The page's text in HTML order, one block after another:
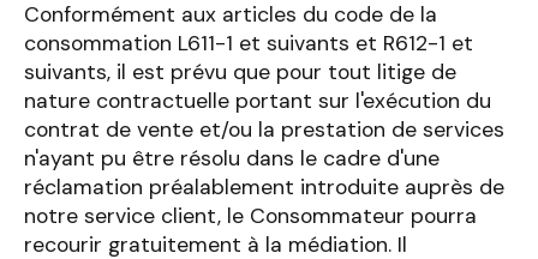
Conformément aux articles du code de la
consommation L611-1 et suivants et R612-1 et
suivants, il est prévu que pour tout litige de
nature contractuelle portant sur l'exécution du
contrat de vente et/ou la prestation de services
n'ayant pu être résolu dans le cadre d'une
réclamation préalablement introduite auprès de
notre service client, le Consommateur pourra
recourir gratuitement à la médiation. Il